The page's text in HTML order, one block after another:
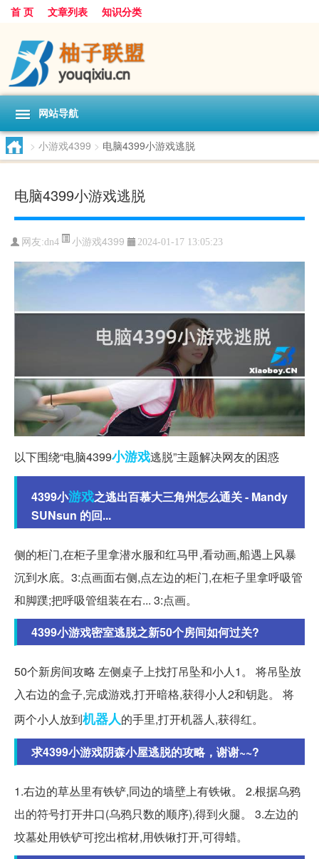
首 页 文章列表 知识分类
网站导航
> 小游戏4399 > 电脑4399小游戏逃脱
电脑4399小游戏逃脱
网友:dn4 小游戏4399 2024-01-17 13:05:23
以下围绕“电脑4399小游戏逃脱”主题解决网友的困惑
4399小游戏之逃出百慕大三角州怎么通关 - Mandy
SUNsun 的回...
侧的柜门,在柜子里拿潜水服和红马甲,看动画,船遇上风暴
沉到水底。3:点画面右侧,点左边的柜门,在柜子里拿呼吸管
和脚蹼;把呼吸管组装在右... 3:点画。
4399小游戏密室逃脱之新50个房间如何过关?
50个新房间攻略 左侧桌子上找打吊坠和小人1。 将吊坠放
入右边的盒子,完成游戏,打开暗格,获得小人2和钥匙。 将
两个小人放到机器人的手里,打开机器人,获得红。
求4399小游戏阴森小屋逃脱的攻略，谢谢~~?
1.右边的草丛里有铁铲,同边的墙壁上有铁锹。 2.根据乌鸦
出的符号打开井口(乌鸦只数的顺序),得到火腿。 3.左边的
坟墓处用铁铲可挖出棺材,用铁锹打开,可得蜡。